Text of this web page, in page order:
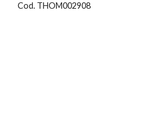
Cod. THOM002908